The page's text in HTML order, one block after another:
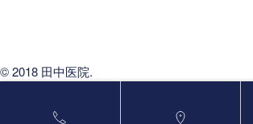
©️ 2018 田中医院.